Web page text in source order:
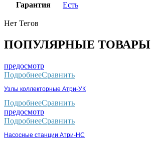
Гарантия Есть
Нет Тегов
ПОПУЛЯРНЫЕ ТОВАРЫ
предосмотр
ПодробнееСравнить
Узлы коллекторные Атри-УК
ПодробнееСравнить
предосмотр
ПодробнееСравнить
Насосные станции Атри-НС